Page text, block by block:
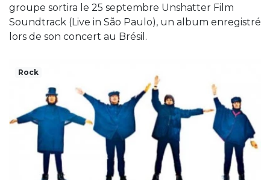
groupe sortira le 25 septembre Unshatter Film
Soundtrack (Live in São Paulo), un album enregistré
lors de son concert au Brésil.
Rock